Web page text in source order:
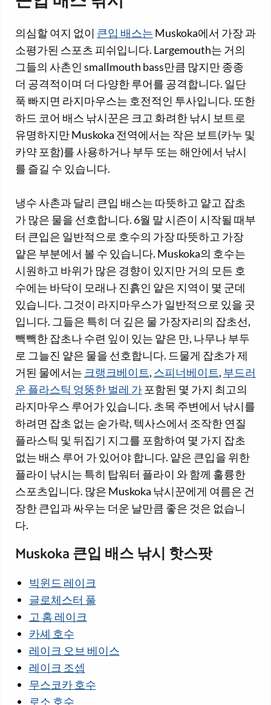
의심할 여지 없이 큰입 배스는 Muskoka에서 가장 과
소평가된 스포츠 피쉬입니다. Largemouth는 거의
그들의 사촌인 smallmouth bass만큼 많지만 종종
더 공격적이며 더 다양한 루어를 공격합니다. 일단
푹 빠지면 라지마우스는 호전적인 투사입니다. 또한
하드 코어 배스 낚시꾼은 크고 화려한 낚시 보트로
유명하지만 Muskoka 전역에서는 작은 보트(카누 및
카약 포함)를 사용하거나 부두 또는 해안에서 낚시
를 즐길 수 있습니다.
냉수 사촌과 달리 큰입 배스는 따뜻하고 얕고 잡초
가 많은 물을 선호합니다. 6월 말 시즌이 시작될 때부
터 큰입은 일반적으로 호수의 가장 따뜻하고 가장
얕은 부분에서 볼 수 있습니다. Muskoka의 호수는
시원하고 바위가 많은 경향이 있지만 거의 모든 호
수에는 바닥이 모래나 진흙인 얕은 지역이 몇 군데
있습니다. 그것이 라지마우스가 일반적으로 있을 곳
입니다. 그들은 특히 더 깊은 물 가장자리의 잡초선,
빽빽한 잡초나 수련 잎이 있는 얕은 만, 나무나 부두
로 그늘진 얕은 물을 선호합니다. 드물게 잡초가 제
거된 물에서는 크랭크베이트, 스피너베이트, 부드러
운 플라스틱 엉뚱한 벌레 가 포함된 몇 가지 최고의
라지마우스 루어가 있습니다. 초목 주변에서 낚시를
하려면 잡초 없는 숟가락, 텍사스에서 조작한 연질
플라스틱 및 뒤집기 지그를 포함하여 몇 가지 잡초
없는 배스 루어 가 있어야 합니다. 얕은 큰입을 위한
플라이 낚시는 특히 탑워터 플라이 와 함께 훌륭한
스포츠입니다. 많은 Muskoka 낚시꾼에게 여름은 건
장한 큰입과 싸우는 더운 날만큼 좋은 것은 없습니
다.
Muskoka 큰입 배스 낚시 핫스팟
빅윈드 레이크
글로체스터 풀
고 홈 레이크
카셰 호수
레이크 오브 베이스
레이크 조셉
무스코카 호수
로소 호수